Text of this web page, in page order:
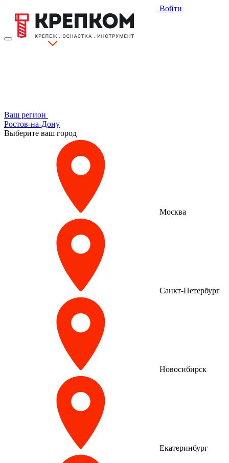
Войти
Ваш регион
Ростов-на-Дону
Выберите ваш город
Москва
Санкт-Петербург
Новосибирск
Екатеринбург